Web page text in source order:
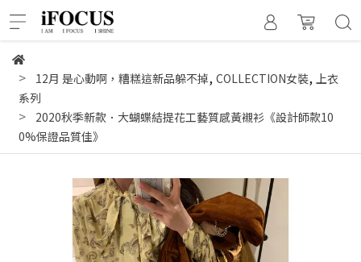
12月 是心動啊，糟糕這新品躲不掉, COLLECTION女裝, 上衣
系列
2020秋季新款．大蝴蝶結提花工藝質感黃襯衫《設計師款10
0%保證品質佳》